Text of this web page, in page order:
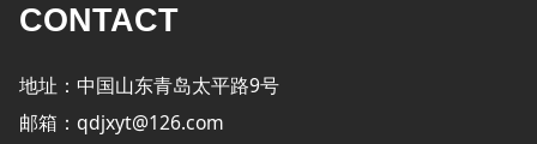
CONTACT
地址：中国山东青岛太平路9号
邮箱：qdjxyt@126.com